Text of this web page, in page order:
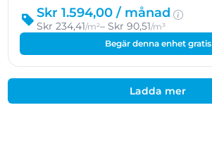
Skr 1.594,00 / månad
Skr 234,41/m²– Skr 90,51/m³
Begär denna enhet gratis
Ladda mer